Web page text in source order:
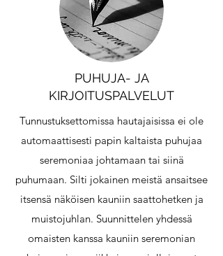
PUHUJA- JA
KIRJOITUSPALVELUT
Tunnustuksettomissa hautajaisissa ei ole
automaattisesti papin kaltaista puhujaa
seremoniaa johtamaan tai siinä
puhumaan. Silti jokainen meistä ansaitsee
itsensä näköisen kauniin saattohetken ja
muistojuhlan. Suunnittelen yhdessä
omaisten kanssa kauniin seremonian